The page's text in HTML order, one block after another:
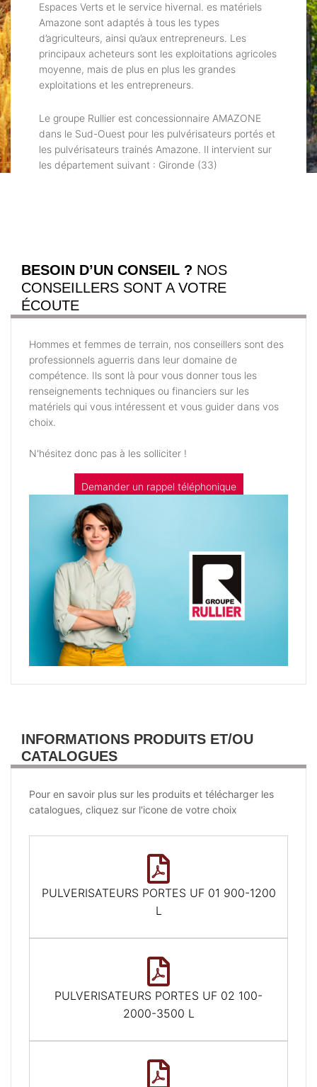
Espaces Verts et le service hivernal. es matériels
Amazone sont adaptés à tous les types
d’agriculteurs, ainsi qu’aux entrepreneurs. Les
principaux acheteurs sont les exploitations agricoles
moyenne, mais de plus en plus les grandes
exploitations et les entrepreneurs.
Le groupe Rullier est concessionnaire AMAZONE
dans le Sud-Ouest pour les pulvérisateurs portés et
les pulvérisateurs trainés Amazone. Il intervient sur
les département suivant : Gironde (33)
BESOIN D’UN CONSEIL ? NOS
CONSEILLERS SONT A VOTRE
ÉCOUTE
Hommes et femmes de terrain, nos conseillers sont des
professionnels aguerris dans leur domaine de
compétence. Ils sont là pour vous donner tous les
renseignements techniques ou financiers sur les
matériels qui vous intéressent et vous guider dans vos
choix.
N'hésitez donc pas à les solliciter !
Demander un rappel téléphonique
INFORMATIONS PRODUITS ET/OU
CATALOGUES
Pour en savoir plus sur les produits et télécharger les
catalogues, cliquez sur l'icone de votre choix
PULVERISATEURS PORTES UF 01 900-1200
L
PULVERISATEURS PORTES UF 02 100-
2000-3500 L